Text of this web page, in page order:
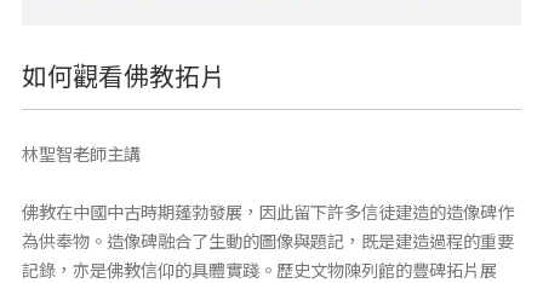
如何觀看佛教拓片
林聖智老師主講
佛教在中國中古時期蓬勃發展，因此留下許多信徒建造的造像碑作
為供奉物。造像碑融合了生動的圖像與題記，既是建造過程的重要
記錄，亦是佛教信仰的具體實踐。歷史文物陳列館的豐碑拓片展